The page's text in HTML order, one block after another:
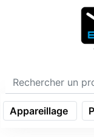
icon menu
Appareillage